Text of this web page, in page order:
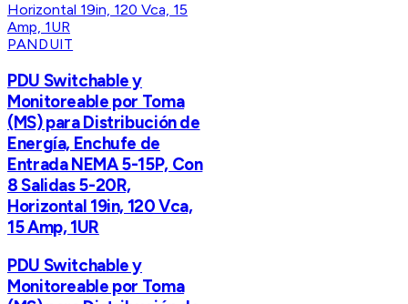
PANDUIT
PDU Switchable y
Monitoreable por Toma
(MS) para Distribución de
Energía, Enchufe de
Entrada NEMA 5-15P, Con
8 Salidas 5-20R,
Horizontal 19in, 120 Vca,
15 Amp, 1UR
PDU Switchable y
Monitoreable por Toma